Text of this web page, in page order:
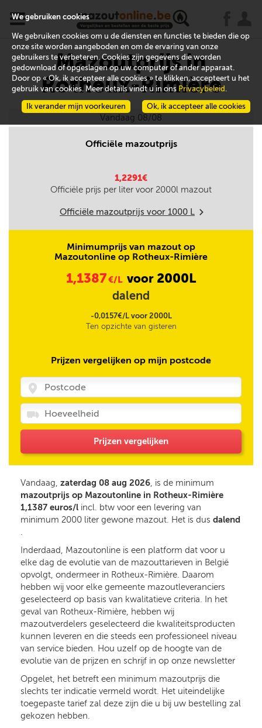
x
Mazoutprijs in
Rotheux-Rimière
Vandaag 08/08
Officiële mazoutprijs
1,2291€
Officiële prijs per liter voor 2000l mazout
Officiële mazoutprijs voor 1000 L m
Minimumprijs van mazout op
Mazoutonline op Rotheux-Rimière
1,1387€/L voor 2000L
dalend
-0,0157€/L voor 2000L
Ten opzichte van gisteren
Prijzen vergelijken op mijn postcode
Prijzen vergelijken
Vandaag, zaterdag 08 aug 2026, is de minimum
mazoutprijs op Mazoutonline in Rotheux-Rimière
1,1387 euros/l incl. btw voor een levering van
minimum 2000 liter gewone mazout. Het is dus dalend
.
Inderdaad, Mazoutonline is een platform dat voor u
elke dag de evolutie van de mazouttarieven in België
opvolgt, ondermeer in Rotheux-Rimière. Daarom
hebben wij voor elke gemeente mazoutleveranciers
geselecteerd op basis van kwalitatieve criteria. In het
geval van Rotheux-Rimière, hebben wij
mazoutverdelers geselecteerd die kwaliteitsproducten
kunnen leveren en die steeds een professioneel niveau
van service bieden. Hou uzelf op de hoogte van de
evolutie van de prijzen en schrijf in op onze newsletter
Opgelet, het betreft een minimum mazoutprijs die
slechts ter indicatie vermeld wordt. Het uiteindelijke
toegepaste tarief zal deze zijn die u bij uw bestelling zal
gekozen hebben.
We gebruiken cookies
We gebruiken cookies om u de diensten en functies te bieden die op
onze site worden aangeboden en om de ervaring van onze
gebruikers te verbeteren. Cookies zijn gegevens die worden
gedownload of opgeslagen op uw computer of ander apparaat.
Door op « Ok, ik accepteer alle cookies » te klikken, accepteert u het
gebruik van cookies. Meer details vindt u in ons Privacybeleid .
Ok, ik accepteer alle cookies
Ik verander mijn voorkeuren